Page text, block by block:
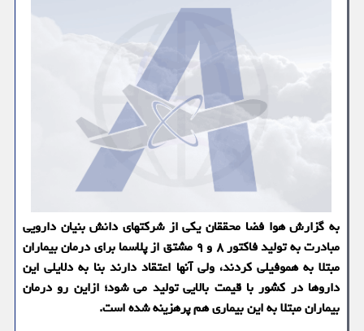
به گزارش هوا فضا محققان یکی از شرکتهای دانش بنیان دارویی
مبادرت به تولید فاکتور ۸ و ۹ مشتق از پلاسما برای درمان بیماران
مبتلا به هموفیلی کردند، ولی آنها اعتقاد دارند بنا به دلایلی این
داروها در کشور با قیمت بالایی تولید می شود؛ ازاین رو درمان
بیماران مبتلا به این بیماری هم پرهزینه شده است.